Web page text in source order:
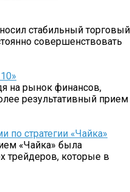
стабильный торговый
совершенствовать
на рынок финансов,
результативный прием
по стратегии «Чайка»
«Чайка» была
трейдеров, которые в